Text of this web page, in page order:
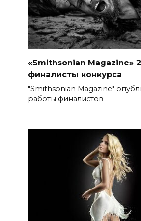
«Smithsonian Magazine»
финалисты конкурса
"Smithsonian Magazine"
работы финалистов